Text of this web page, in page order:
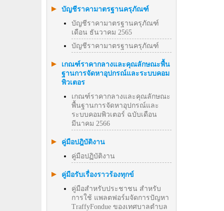
บัญชีราคามาตรฐานครุภัณฑ์
บัญชีราคามาตรฐานครุภัณฑ์
เดือน ธันวาคม 2565
บัญชีราคามาตรฐานครุภัณฑ์
เกณฑ์ราคากลางและคุณลักษณะพื้น
ฐานการจัดหาอุปกรณ์และระบบคอม
พิวเตอร
เกณฑ์ราคากลางและคุณลักษณะ
พื้นฐานการจัดหาอุปกรณ์และ
ระบบคอมพิวเตอร์ ฉบับเดือน
มีนาคม 2566
คู่มือปฎิบัติงาน
คู่มือปฏิบัติงาน
คู่มือรับเรื่องราวร้องทุกข์
คู่มือสำหรับประชาชน สำหรับ
การใช้ แพลตฟอร์มจัดการปัญหา
TraffyFondue ของเทศบาลตำบล